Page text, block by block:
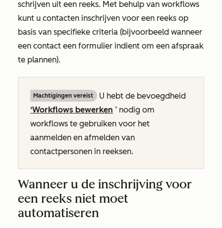
schrijven uit een reeks. Met behulp van workflows
kunt u contacten inschrijven voor een reeks op
basis van specifieke criteria (bijvoorbeeld wanneer
een contact een formulier indient om een afspraak
te plannen).
Machtigingen vereist
U hebt de bevoegdheid
‘Workflows bewerken ’ nodig om
workflows te gebruiken voor het
aanmelden en afmelden van
contactpersonen in reeksen.
Wanneer u de inschrijving voor
een reeks niet moet
automatiseren